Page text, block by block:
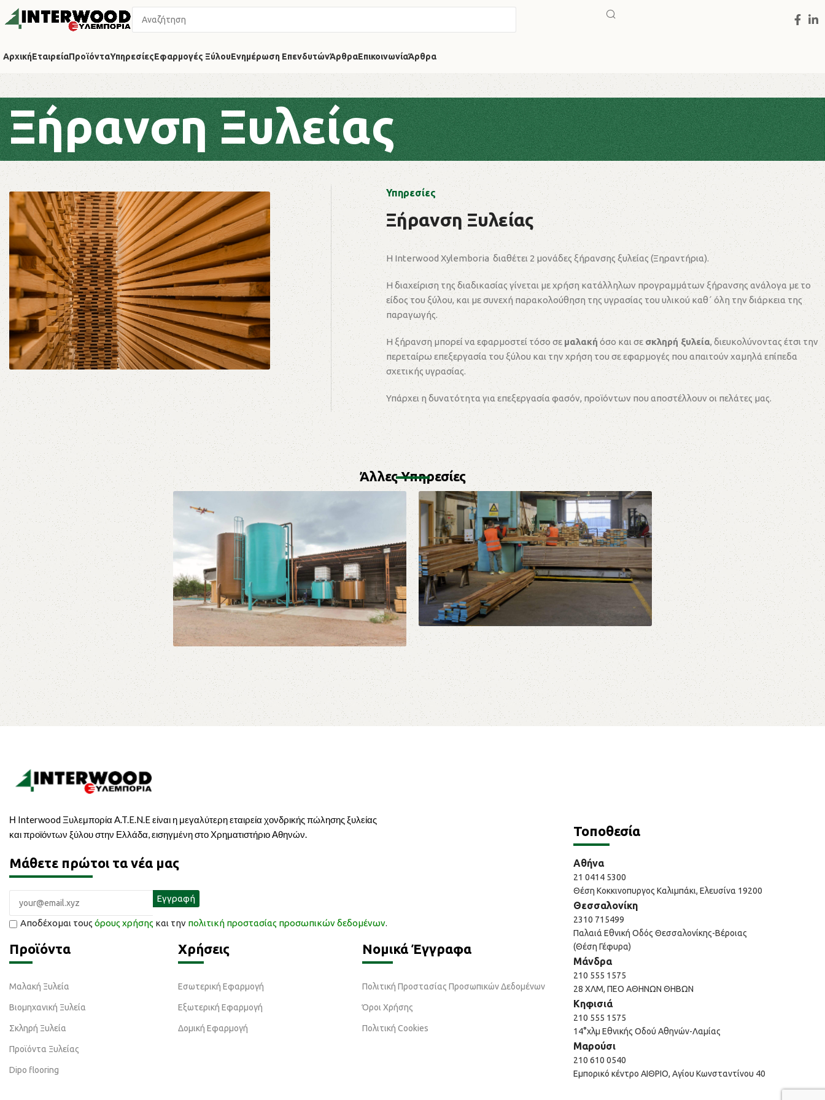
ΑρχικήΕταιρείαΠροϊόνταΥπηρεσίεςΕφαρμογές ΞύλουΕνημέρωση ΕπενδυτώνΆρθραΕπικοινωνίαΆρθρα
Ξήρανση Ξυλείας
Υπηρεσίες
Ξήρανση Ξυλείας
Η Interwood Xylemboria διαθέτει 2 μονάδες ξήρανσης ξυλείας (Ξηραντήρια).
Η διαχείριση της διαδικασίας γίνεται με χρήση κατάλληλων προγραμμάτων ξήρανσης ανάλογα με το
είδος του ξύλου, και με συνεχή παρακολούθηση της υγρασίας του υλικού καθ΄ όλη την διάρκεια της
παραγωγής.
Η ξήρανση μπορεί να εφαρμοστεί τόσο σε μαλακή όσο και σεσκληρή ξυλεία, διευκολύνοντας έτσι την
περεταίρω επεξεργασία του ξύλου και την χρήση του σε εφαρμογές που απαιτούν χαμηλά επίπεδα
σχετικής υγρασίας.
Υπάρχει η δυνατότητα για επεξεργασία φασόν, προϊόντων που αποστέλλουν οι πελάτες μας.
Άλλες Υπηρεσίες
Εμβαπτισμός
Εμποτισμός Ξυλείας
Κοπή
Πλάνισμα Ξυλείας
Η Interwood Ξυλεμπορία A.T.E.N.E είναι η μεγαλύτερη εταιρεία χονδρικής πώλησης ξυλείας
και προϊόντων ξύλου στην Ελλάδα, εισηγμένη στο Χρηματιστήριο Αθηνών.
Μάθετε πρώτοι τα νέα μας
Αποδέχομαι τους όρους χρήσης και την πολιτική προστασίας προσωπικών δεδομένων.
Προϊόντα
Μαλακή Ξυλεία
Βιομηχανική Ξυλεία
Σκληρή Ξυλεία
Προϊόντα Ξυλείας
Dipo flooring
Χρήσεις
Εσωτερική Εφαρμογή
Εξωτερική Εφαρμογή
Δομική Εφαρμογή
Νομικά Έγγραφα
Πολιτική Προστασίας Προσωπικών Δεδομένων
Όροι Χρήσης
Πολιτική Cookies
Τοποθεσία
Αθήνα
21 0414 5300
Θέση Κοκκινοπυργος Καλιμπάκι, Ελευσίνα 19200
Θεσσαλονίκη
2310 715499
Παλαιά Εθνική Οδός Θεσσαλονίκης-Βέροιας
(Θέση Γέφυρα)
Μάνδρα
210 555 1575
28 ΧΛΜ, ΠΕΟ ΑΘΗΝΩΝ ΘΗΒΩΝ
Κηφισιά
210 555 1575
14°χλμ Εθνικής Οδού Αθηνών-Λαμίας
Μαρούσι
210 610 0540
Εμπορικό κέντρο ΑΙΘΡΙΟ, Αγίου Κωνσταντίνου 40